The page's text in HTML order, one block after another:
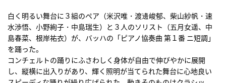
白く明るい舞台に３組のペア（米沢唯・渡邊峻郁、柴山紗帆・速
水渉悟、小野絢子・中島瑞生）と３人のソリスト（五月女遥、中
島春菜、根岸祐衣）が、バッハの「ピアノ協奏曲 第１番 ニ短調」
を踊った。
コンチェルトの踊りにふさわしく身体が自由で伸びやかに展開
し、縦横に出入りがあり、輝く照明が当てられた舞台に心地良い